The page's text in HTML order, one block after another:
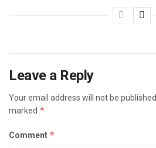
Leave a Reply
Your email address will not be published.
marked *
Comment *